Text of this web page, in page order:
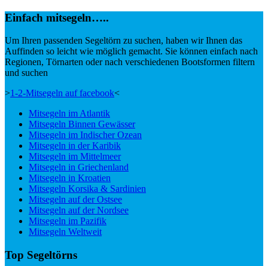
Einfach mitsegeln…..
Um Ihren passenden Segeltörn zu suchen, haben wir Ihnen das
Auffinden so leicht wie möglich gemacht. Sie können einfach nach
Regionen, Törnarten oder nach verschiedenen Bootsformen filtern
und suchen
>1-2-Mitsegeln auf facebook<
Mitsegeln im Atlantik
Mitsegeln Binnen Gewässer
Mitsegeln im Indischer Ozean
Mitsegeln in der Karibik
Mitsegeln im Mittelmeer
Mitsegeln in Griechenland
Mitsegeln in Kroatien
Mitsegeln Korsika & Sardinien
Mitsegeln auf der Ostsee
Mitsegeln auf der Nordsee
Mitsegeln im Pazifik
Mitsegeln Weltweit
Top Segeltörns